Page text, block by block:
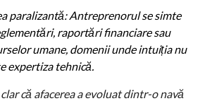
paralizantă: Antreprenorul se simte
raportări financiare sau
umane, domenii unde intuiția nu
expertiza tehnică.
că afacerea a evoluat dintr-o navă